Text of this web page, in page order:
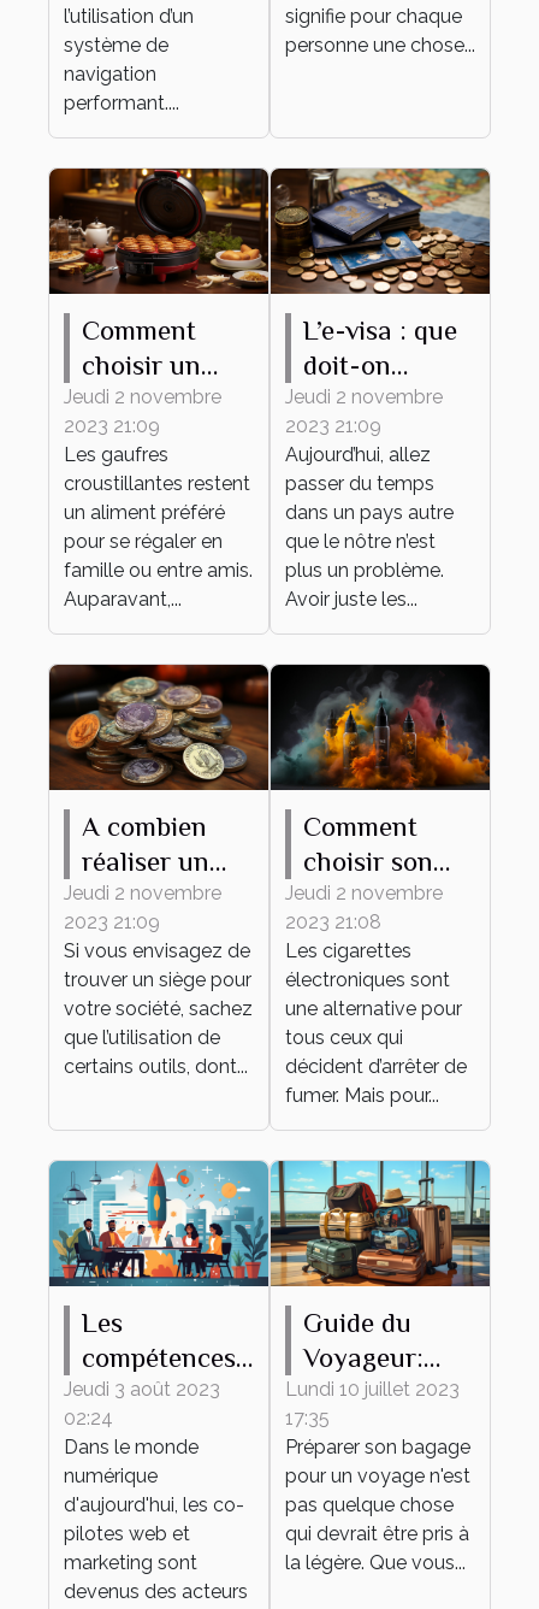
l’utilisation d’un
système de
navigation
performant....
signifie pour chaque
personne une chose...
Comment
choisir un
gaufrier ?
Jeudi 2 novembre
2023 21:09
Les gaufres
croustillantes restent
un aliment préféré
pour se régaler en
famille ou entre amis.
Auparavant,...
L’e-visa : que
doit-on
savoir ?
Jeudi 2 novembre
2023 21:09
Aujourd’hui, allez
passer du temps
dans un pays autre
que le nôtre n’est
plus un problème.
Avoir juste les...
A combien
réaliser un
tampon d'une
société ?
Jeudi 2 novembre
2023 21:09
Si vous envisagez de
trouver un siège pour
votre société, sachez
que l’utilisation de
certains outils, dont...
Comment
choisir son
premier e-
liquide ?
Jeudi 2 novembre
2023 21:08
Les cigarettes
électroniques sont
une alternative pour
tous ceux qui
décident d’arrêter de
fumer. Mais pour...
Les
compétences
clés d'un bon
co-pilote web
et marketing
Jeudi 3 août 2023
02:24
Dans le monde
numérique
d'aujourd'hui, les co-
pilotes web et
marketing sont
devenus des acteurs
Guide du
Voyageur:
Comment
Préparer son
Bagage
Lundi 10 juillet 2023
17:35
Préparer son bagage
pour un voyage n'est
pas quelque chose
qui devrait être pris à
la légère. Que vous...